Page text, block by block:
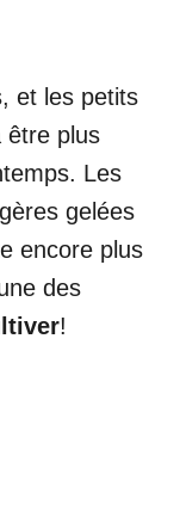
et les petits
être plus
Les
gelées
encore plus
des
!